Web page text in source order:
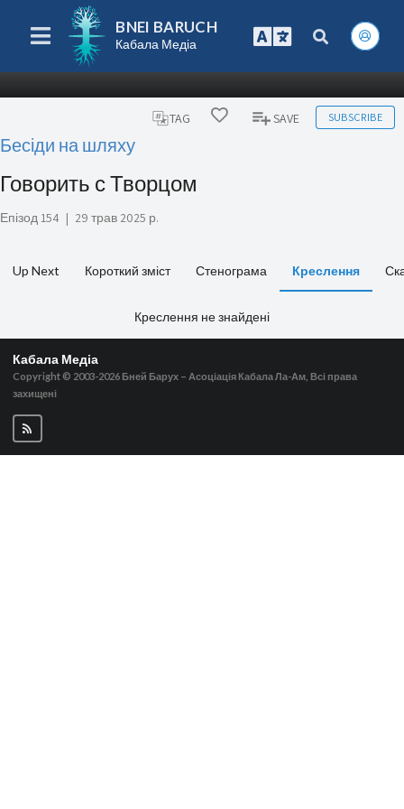
BNEI BARUCH
Кабала Медіа
TAG SAVE SUBSCRIBE
Бесіди на шляху
Говорить с Творцом
Епізод 154 | 29 трав 2025 р.
Up Next Короткий зміст Стенограма Креслення
Креслення не знайдені
Кабала Медіа
Copyright © 2003-2026 Бней Барух – Асоціація Кабала Ла-Ам, Всі права
захищені